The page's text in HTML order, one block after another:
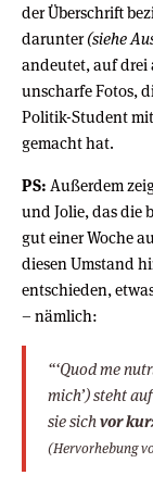
der Überschrift
darunter(siehe
andeutet, auf drei
unscharfe Fotos,
Politik-Student
gemacht hat.
PS: Außerdem
und Jolie, das die
gut einer Woche
diesen Umstand
entschieden,
– nämlich:
“‘Quod me
mich’) steht
sie sichvor
(Hervorhebung